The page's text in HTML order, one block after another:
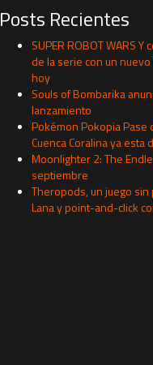
Posts Recientes
SUPER ROBOT WARS
de la serie con un
hoy
Souls of Bombarika
lanzamiento
Pokémon Pokopia Pase
Cuenca Coralina ya esta
Moonlighter 2: The
septiembre
Theropods, un juego
Lana y point-and-click